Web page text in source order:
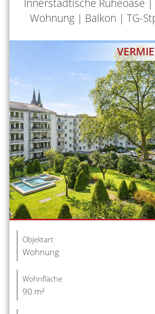
Innerstädtische Ruheoase
Wohnung | Balkon | TG-
Objektart
Wohnung
Wohnfläche
90 m²